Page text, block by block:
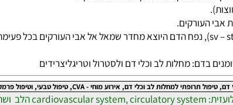
אל הרקמות השונות בגוף.
מחלות לב וכלי דם ולסטרול וטריגליצרידים